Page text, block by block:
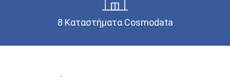
8 Καταστήματα Cosmodata